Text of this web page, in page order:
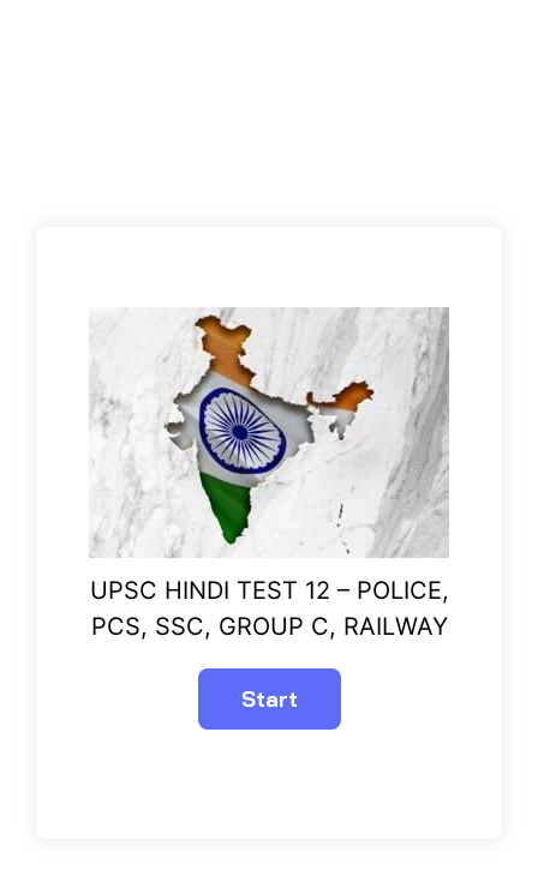
UPSC HINDI TEST 12 – POLICE,
PCS, SSC, GROUP C, RAILWAY